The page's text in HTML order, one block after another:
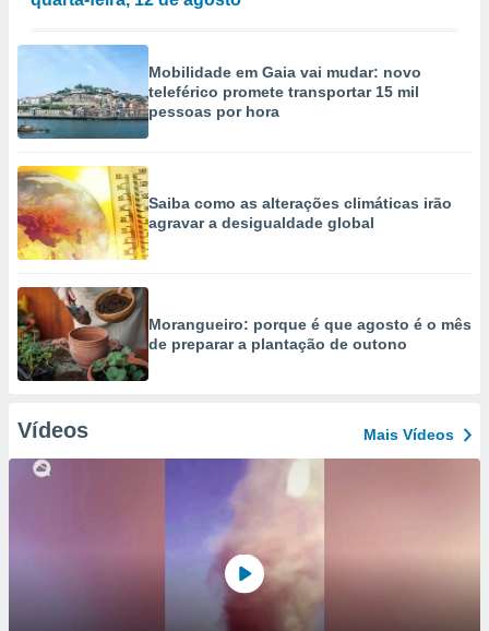
Mobilidade em Gaia vai mudar: novo
teleférico promete transportar 15 mil
pessoas por hora
Saiba como as alterações climáticas irão
agravar a desigualdade global
Morangueiro: porque é que agosto é o mês
de preparar a plantação de outono
Vídeos Mais Vídeos